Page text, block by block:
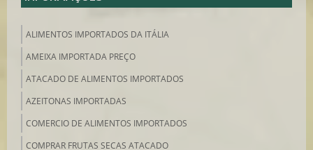
ALIMENTOS IMPORTADOS DA ITÁLIA
AMEIXA IMPORTADA PREÇO
ATACADO DE ALIMENTOS IMPORTADOS
AZEITONAS IMPORTADAS
COMERCIO DE ALIMENTOS IMPORTADOS
COMPRAR FRUTAS SECAS ATACADO